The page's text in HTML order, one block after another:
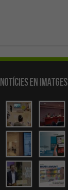
Notícies en Imatges